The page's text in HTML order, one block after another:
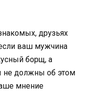
друзьях
ваш мужчина
борщ, а
не должны об этом
мнение